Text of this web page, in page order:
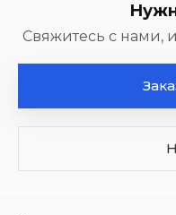
Свяжитесь с нами,